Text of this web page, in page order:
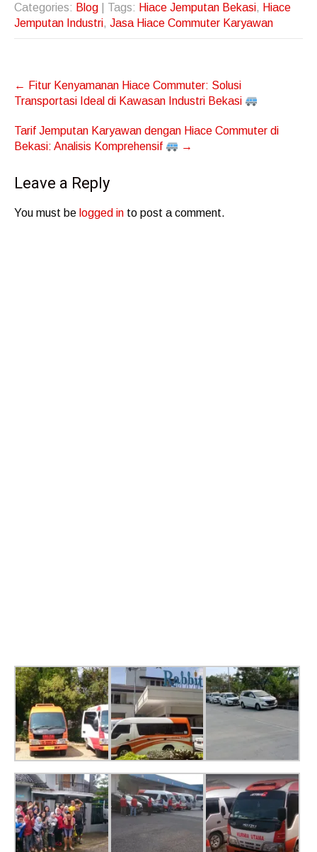
Categories: Blog | Tags: Hiace Jemputan Bekasi, Hiace
Jemputan Industri, Jasa Hiace Commuter Karyawan
Post
navigation
← Fitur Kenyamanan Hiace Commuter: Solusi
Transportasi Ideal di Kawasan Industri Bekasi
Tarif Jemputan Karyawan dengan Hiace Commuter di
Bekasi: Analisis Komprehensif
→
Leave a Reply
You must be logged in to post a comment.